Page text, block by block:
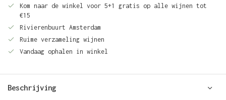
Kom naar de winkel voor 5+1 gratis op alle wijnen tot
€15
Rivierenbuurt Amsterdam
Ruime verzameling wijnen
Vandaag ophalen in winkel
Beschrijving